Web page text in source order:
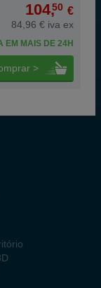
104,50 €
84,96 € iva ex
EM MAIS DE 24H
>